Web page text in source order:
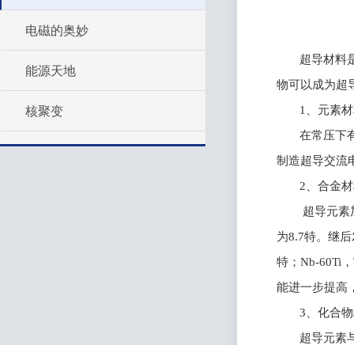
电磁的奥妙
能源天地
核聚变
超导材料
物可以成为超
1
、元素
在常压下
制造超导交流
2 、合金
超导元素
为8.7特。继
特； Nb-60Ti ，
能进一步提高
3 、化合
超导元素